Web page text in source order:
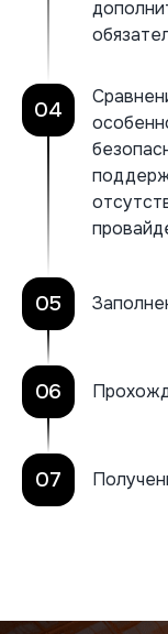
04
05
06
07